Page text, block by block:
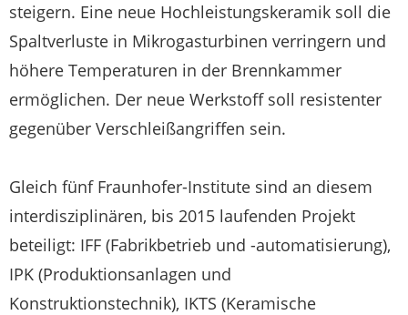
steigern. Eine neue Hochleistungskeramik soll die
Spaltverluste in Mikrogasturbinen verringern und
höhere Temperaturen in der Brennkammer
ermöglichen. Der neue Werkstoff soll resistenter
gegenüber Verschleißangriffen sein.
Gleich fünf Fraunhofer-Institute sind an diesem
interdisziplinären, bis 2015 laufenden Projekt
beteiligt: IFF (Fabrikbetrieb und -automatisierung),
IPK (Produktionsanlagen und
Konstruktionstechnik), IKTS (Keramische